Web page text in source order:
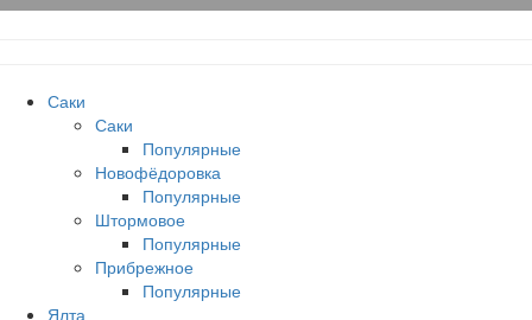
Саки
Саки
Популярные
Новофёдоровка
Популярные
Штормовое
Популярные
Прибрежное
Популярные
Ялта